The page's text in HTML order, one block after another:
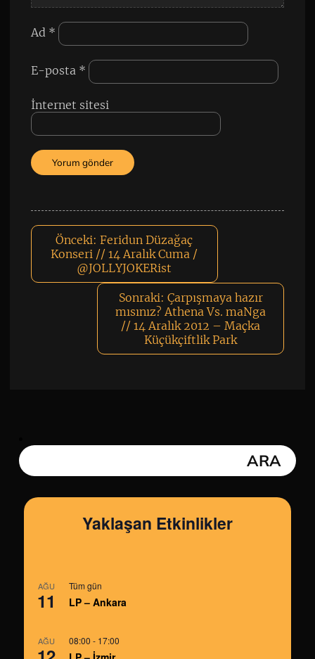
Ad *
E-posta *
İnternet sitesi
Önceki: Feridun Düzağaç
Konseri // 14 Aralık Cuma /
@JOLLYJOKERist
Sonraki: Çarpışmaya hazır
mısınız? Athena Vs. maNga
// 14 Aralık 2012 – Maçka
Küçükçiftlik Park
Yaklaşan Etkinlikler
AĞU
11
Tüm gün
LP – Ankara
AĞU 08:00 - 17:00